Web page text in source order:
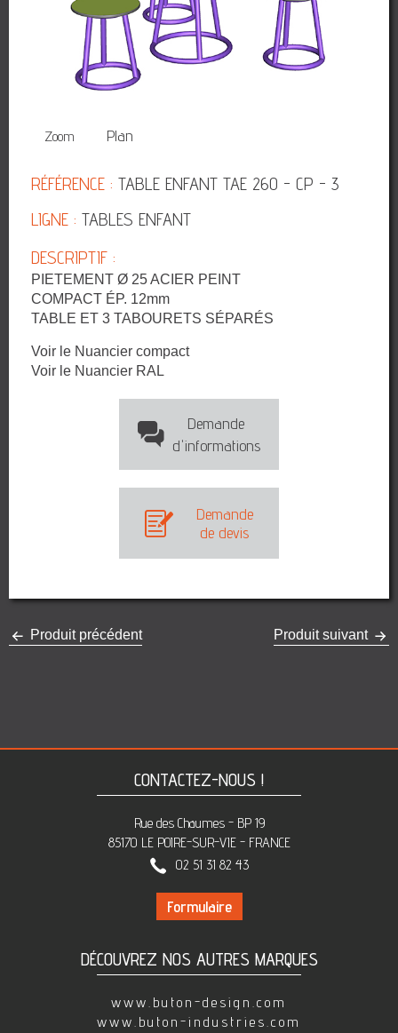
Zoom 3D
Plan
RÉFÉRENCE : TABLE ENFANT TAE 260 - CP - 3
LIGNE : TABLES ENFANT
DESCRIPTIF :
PIETEMENT Ø 25 ACIER PEINT
COMPACT ÉP. 12mm
TABLE ET 3 TABOURETS SÉPARÉS
Voir le Nuancier compact
Voir le Nuancier RAL
Demande
d'informations
Demande
de devis
Produit précédent Produit suivant
CONTACTEZ-NOUS !
Rue des Chaumes - BP 19
85170 LE POIRE-SUR-VIE - FRANCE
02 51 31 82 43
Formulaire
DÉCOUVREZ NOS AUTRES MARQUES
www.buton-design.com
www.buton-industries.com